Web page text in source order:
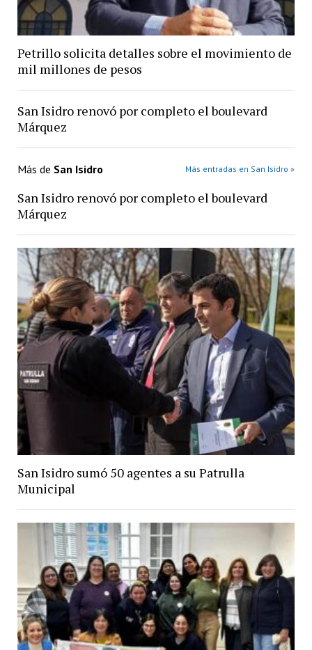
Petrillo solicita detalles sobre el movimiento de
mil millones de pesos
San Isidro renovó por completo el boulevard
Márquez
Más de San Isidro Más entradas en San Isidro »
San Isidro renovó por completo el boulevard
Márquez
San Isidro sumó 50 agentes a su Patrulla
Municipal